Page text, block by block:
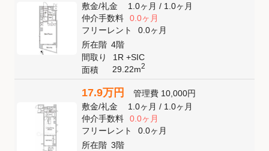
敷金/礼金 1.0ヶ月/ 1.0ヶ月
仲介手数料
0.0ヶ月
フリーレント
0.0ヶ月
所在階 4階
間取り
1R +SIC
面積
29.22m2
17.9万円 管理費 10,000円
敷金/礼金 1.0ヶ月/ 1.0ヶ月
仲介手数料
0.0ヶ月
フリーレント
0.0ヶ月
所在階 3階